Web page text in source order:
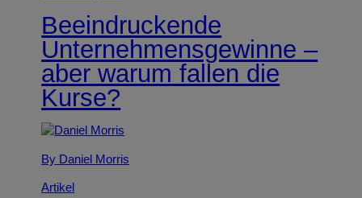
Beeindruckende
Unternehmensgewinne –
aber warum fallen die
Kurse?
By Daniel Morris
Artikel